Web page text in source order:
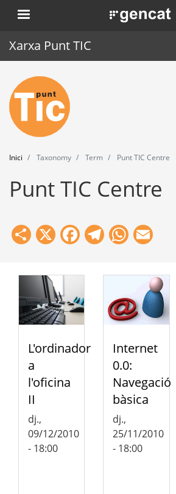
Vés
al
. Obre en una
Xarxa Punt TIC
Inici
Punt TIC
Actualitat
Agenda
Formació
Eines
Inici Taxonomy Term Punt TIC Centre
Punt TIC Centre
Share
X Facebook
Telegram
L'ordinador
a
l'oficina
II
dj.,
09/12/2010
- 18:00
Internet
0.0:
Navegació
bàsica
dj.,
25/11/2010
- 18:00